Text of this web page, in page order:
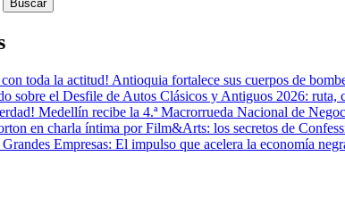
con toda la actitud! Antioquia fortalece sus cuerpos de
sobre el Desfile de Autos Clásicos y Antiguos 2026: ruta,
Medellín recibe la 4.ª Macrorrueda Nacional de
en charla íntima por Film&Arts: los secretos de
Empresas: El impulso que acelera la economía